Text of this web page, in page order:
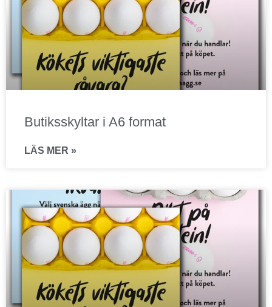
Butiksskyltar i A6 format
LÄS MER »